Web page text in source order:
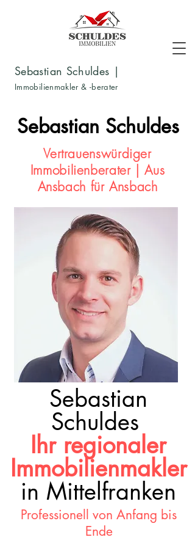
Sebastian Schuldes |
Immobilienmakler & -berater
Sebastian Schuldes
Vertrauenswürdiger
Immobilienberater | Aus
Ansbach für Ansbach
Sebastian
Schuldes
Ihr regionaler
Immobilienmakler
in Mittelfranken
Professionell von Anfang bis
Ende